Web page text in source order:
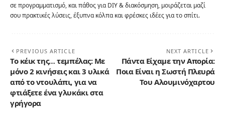
σε προγραμματισμό, και πάθος για DIY & διακόσμηση, μοιράζεται μαζί
σου πρακτικές λύσεις, έξυπνα κόλπα και φρέσκες ιδέες για το σπίτι.
PREVIOUS ARTICLE
Το κέικ της… τεμπέλας: Με
μόνο 2 κινήσεις και 3 υλικά
από το ντουλάπι, για να
φτιάξετε ένα γλυκάκι στα
γρήγορα
NEXT ARTICLE
Πάντα Είχαμε την Απορία:
Ποια Είναι η Σωστή Πλευρά
Του Αλουμινόχαρτου